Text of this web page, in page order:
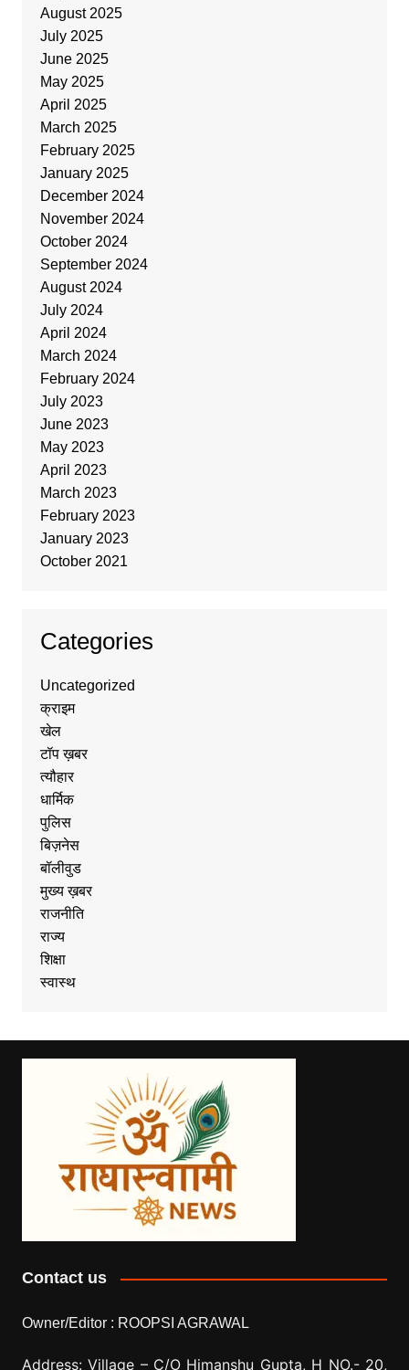
August 2025
July 2025
June 2025
May 2025
April 2025
March 2025
February 2025
January 2025
December 2024
November 2024
October 2024
September 2024
August 2024
July 2024
April 2024
March 2024
February 2024
July 2023
June 2023
May 2023
April 2023
March 2023
February 2023
January 2023
October 2021
Categories
Uncategorized
क्राइम
खेल
टॉप ख़बर
त्यौहार
धार्मिक
पुलिस
बिज़नेस
बॉलीवुड
मुख्य ख़बर
राजनीति
राज्य
शिक्षा
स्वास्थ
Contact us
Owner/Editor : ROOPSI AGRAWAL
Address: Village – C/O Himanshu Gupta, H NO.- 20,